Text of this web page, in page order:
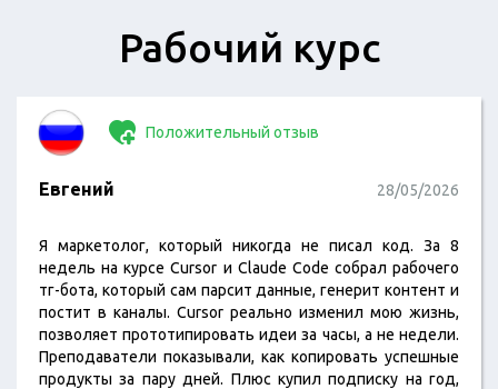
Рабочий курс
Положительный отзыв
Евгений 28/05/2026
Я маркетолог, который никогда не писал код. За 8
недель на курсе Cursor и Claude Code собрал рабочего
тг-бота, который сам парсит данные, генерит контент и
постит в каналы. Cursor реально изменил мою жизнь,
позволяет прототипировать идеи за часы, а не недели.
Преподаватели показывали, как копировать успешные
продукты за пару дней. Плюс купил подписку на год,